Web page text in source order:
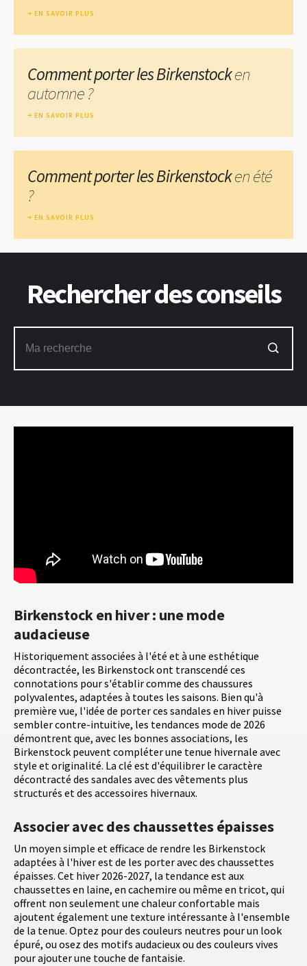
Birkenstock en hiver : une mode
audacieuse
Historiquement associées à l'été et à une esthétique
décontractée, les Birkenstock ont transcendé ces
connotations pour s'établir comme des chaussures
polyvalentes, adaptées à toutes les saisons. Bien qu'à
première vue, l'idée de porter ces sandales en hiver puisse
sembler contre-intuitive, les tendances mode de 2026
démontrent que, avec les bonnes associations, les
Birkenstock peuvent compléter une tenue hivernale avec
style et originalité. La clé est d'équilibrer le caractère
décontracté des sandales avec des vêtements plus
structurés et des accessoires hivernaux.
Associer avec des chaussettes épaisses
Un moyen simple et efficace de rendre les Birkenstock
adaptées à l'hiver est de les porter avec des chaussettes
épaisses. Cet hiver 2026-2027, la tendance est aux
chaussettes en laine, en cachemire ou même en tricot, qui
offrent non seulement une chaleur confortable mais
ajoutent également une texture intéressante à l'ensemble
de la tenue. Optez pour des couleurs neutres pour un look
épuré, ou osez des motifs audacieux ou des couleurs vives
pour ajouter une touche de fantaisie.
EN SAVOIR PLUS
Comment porter les Birkenstocken
automne ?
EN SAVOIR PLUS
Comment porter les Birkenstocken été
?
EN SAVOIR PLUS
Rechercher des conseils